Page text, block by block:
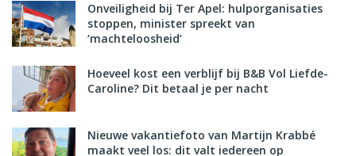
Onveiligheid bij Ter Apel: hulporganisaties
stoppen, minister spreekt van
‘machteloosheid’
Hoeveel kost een verblijf bij B&B Vol Liefde-
Caroline? Dit betaal je per nacht
Nieuwe vakantiefoto van Martijn Krabbé
maakt veel los: dit valt iedereen op